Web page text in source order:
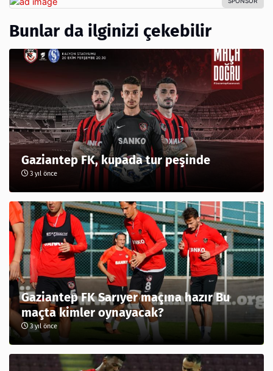
Bunlar da ilginizi çekebilir
Gaziantep FK, kupada tur peşinde
3 yıl önce
Gaziantep FK Sarıyer maçına hazır Bu
maçta kimler oynayacak?
3 yıl önce